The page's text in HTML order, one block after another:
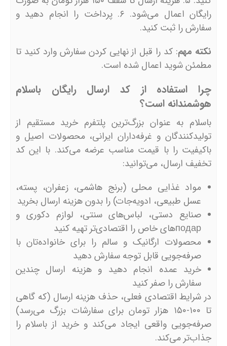
رایگان اعمال می‌شود. ۶. پرداخت را انجام دهید و
سفارش را ثبت کنید.
نکته مهم: کد را قبل از نهایی کردن سفارش وارد کنید تا
مطمئن شوید اعمال شده است.
چرا استفاده از کد ارسال رایگان باسلام
هوشمندانه است؟
باسلام به عنوان بزرگ‌ترین پلتفرم خرید مستقیم از
تولیدکنندگان و غرفه‌داران ایرانی، محصولات اصیل و
باکیفیت را با قیمت مناسب عرضه می‌کند. با این کد
تخفیف ارسال، می‌توانید:
مواد غذایی محلی (برنج هاشمی، زعفران، پسته،
عسل طبیعی، ادویه‌جات) را بدون هزینه ارسال بخرید
صنایع دستی، لباس‌های سنتی، لوازم دکوری و
подарهای خاص را اقتصادی‌تر تهیه کنید
محصولات ارگانیک و سالم را برای خانواده‌تان با
صرفه‌جویی قابل توجه سفارش دهید
خرید عمده انجام دهید و هزینه ارسال چندین
سفارش را صفر کنید
در شرایط اقتصادی فعلی، حذف هزینه ارسال (که گاهی
تا ۱۰۰-۱۵۰ هزار تومان برای سفارشات بزرگ می‌رسد)
صرفه‌جویی واقعی ایجاد می‌کند و خرید از باسلام را
جذاب‌تر می‌کند.